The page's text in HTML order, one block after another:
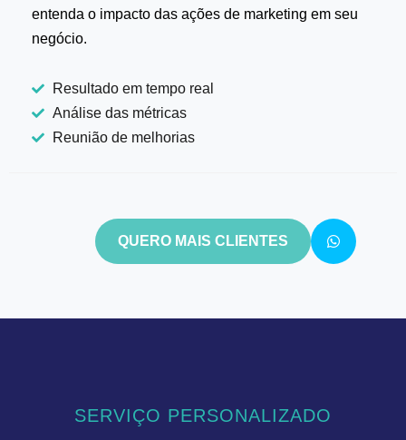
entenda o impacto das ações de marketing em seu
negócio.
Resultado em tempo real
Análise das métricas
Reunião de melhorias
QUERO MAIS CLIENTES
SERVIÇO PERSONALIZADO